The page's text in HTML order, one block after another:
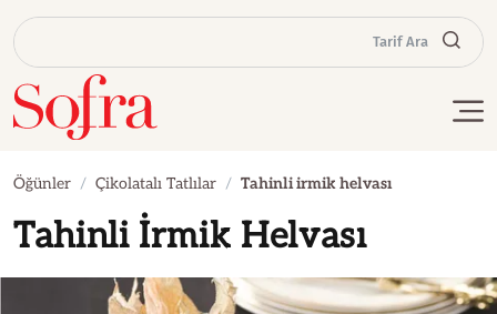
Tarif Ara
Öğünler Çikolatalı Tatlılar Tahinli irmik helvası
Tahinli İrmik Helvası